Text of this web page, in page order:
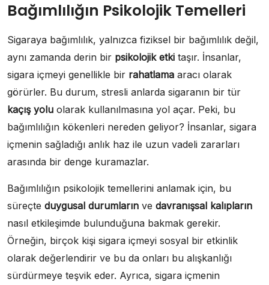
Bağımlılığın Psikolojik Temelleri
Sigaraya bağımlılık, yalnızca fiziksel bir bağımlılık değil,
aynı zamanda derin bir psikolojik etki taşır. İnsanlar,
sigara içmeyi genellikle bir rahatlama aracı olarak
görürler. Bu durum, stresli anlarda sigaranın bir tür
kaçış yolu olarak kullanılmasına yol açar. Peki, bu
bağımlılığın kökenleri nereden geliyor? İnsanlar, sigara
içmenin sağladığı anlık haz ile uzun vadeli zararları
arasında bir denge kuramazlar.
Bağımlılığın psikolojik temellerini anlamak için, bu
süreçte duygusal durumların ve davranışsal kalıpların
nasıl etkileşimde bulunduğuna bakmak gerekir.
Örneğin, birçok kişi sigara içmeyi sosyal bir etkinlik
olarak değerlendirir ve bu da onları bu alışkanlığı
sürdürmeye teşvik eder. Ayrıca, sigara içmenin